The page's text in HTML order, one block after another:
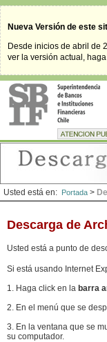
Nueva Versión de este
Desde inicios de abril de
ver la versión actual,
Usted está en: Portada >
Descarga de
Usted está a punto de
Si está usando Internet
1. Haga click en la barra
2. En el menú que se
3. En la ventana que se
su computador.